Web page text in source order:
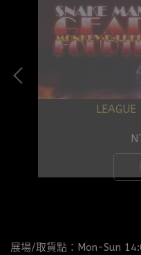
展場/取貨點：Mon-Sun